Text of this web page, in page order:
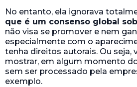
No entanto, ela ignorava
que é um consenso global
não visa se promover e nem
especialmente com o
tenha direitos autorais. Ou seja,
mostrar, em algum momento
sem ser processado pela
exemplo.